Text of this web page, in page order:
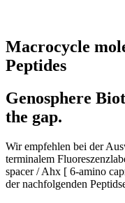
Macrocycle
Peptides
Genosphere
the gap.
Wir empfehlen bei der
terminalem
spacer / Ahx [ 6-amino
der nachfolgenden